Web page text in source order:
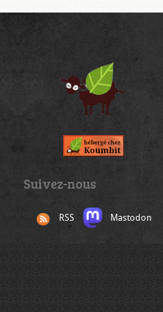
Suivez-nous
RSS Mastodon